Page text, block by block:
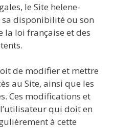
le Site helene-
disponibilité ou son
loi française et des
de modifier et mettre
au Site, ainsi que les
Ces modifications et
qui doit en
à cette